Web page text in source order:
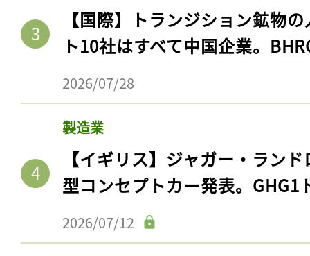
【国際】トランジション鉱物
ト10社はすべて中国企業。
2026/07/28
製造業
【イギリス】ジャガー・ラン
型コンセプトカー発表。GHG1
2026/07/12